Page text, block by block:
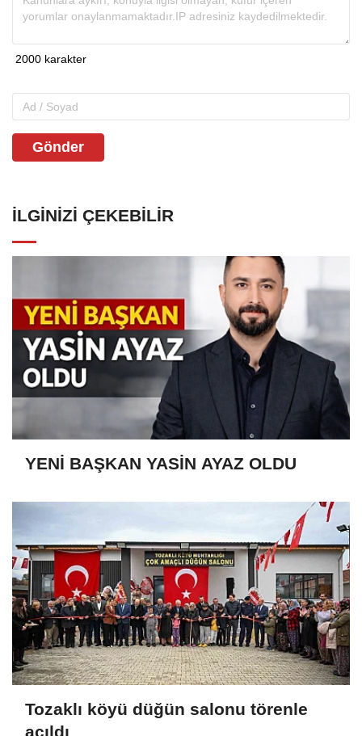
Gönder
İLGINIZI ÇEKEBILIR
YENİ BAŞKAN YASİN AYAZ OLDU
Tozaklı köyü düğün salonu törenle
açıldı